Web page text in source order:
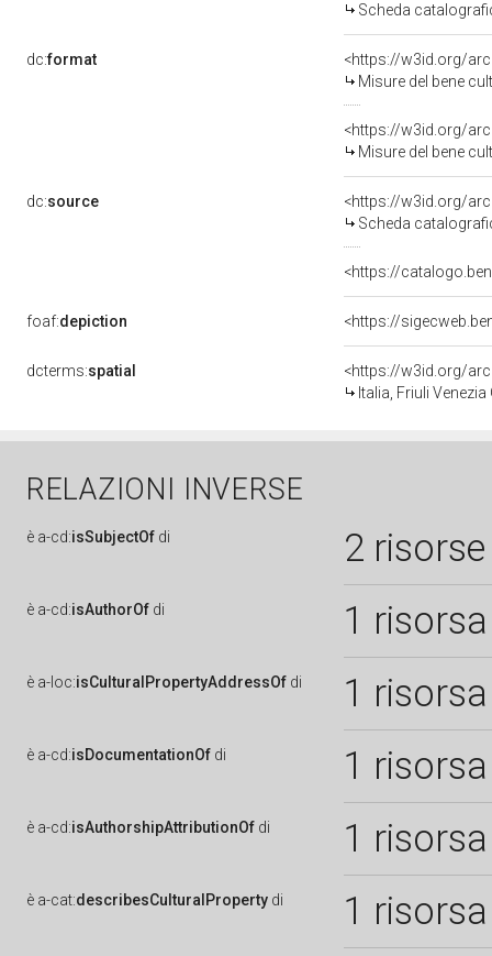
Scheda
dc:format
<https://w3id.org/
Misure del bene
<https://w3id.org/
Misure del bene
dc:source
<https://w3id.org/
Scheda
<https://
foaf:depiction <https://
dcterms:spatial
<https://w3id.org/
Italia, Friuli
RELAZIONI INVERSE
è a-cd:isSubjectOf di 2 risorse
è a-cd:isAuthorOf di 1 risorsa
è a-loc:isCulturalPropertyAddressOf di 1 risorsa
è a-cd:isDocumentationOf di 1 risorsa
è a-cd:isAuthorshipAttributionOf di 1 risorsa
è a-cat:describesCulturalProperty di 1 risorsa